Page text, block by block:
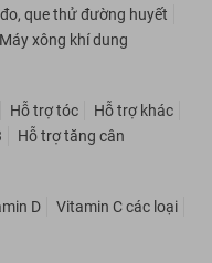
que thử đường huyết
Máy xông khí dung
Hỗ trợ tóc
Hỗ trợ khác
Hỗ trợ tăng cân
D
Vitamin C các loại